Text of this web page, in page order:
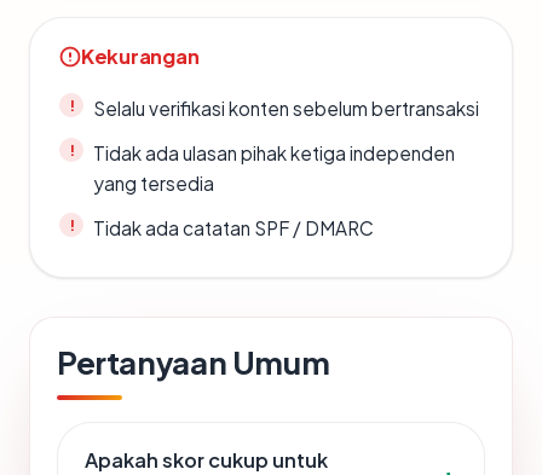
Kekurangan
Selalu verifikasi konten sebelum bertransaksi
Tidak ada ulasan pihak ketiga independen
yang tersedia
Tidak ada catatan SPF / DMARC
Pertanyaan Umum
Apakah skor cukup untuk